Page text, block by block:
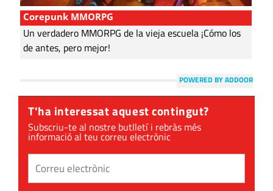
Corepunk MMORPG
Un verdadero MMORPG de la vieja escuela ¡Cómo los
de antes, pero mejor!
POWERED BY ADDOOR
T'ha interessat aquest contingut?
Subscriu-te al nostre butlletí i rebràs més
informació al teu correu electrònic